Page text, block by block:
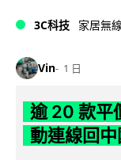
3C科技 家居無線
Vin 1 日
逾 20 款平
動連線回